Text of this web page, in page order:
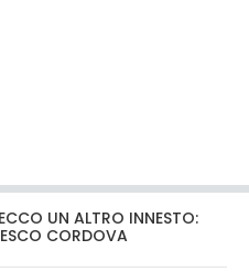
UN ALTRO INNESTO:
CORDOVA